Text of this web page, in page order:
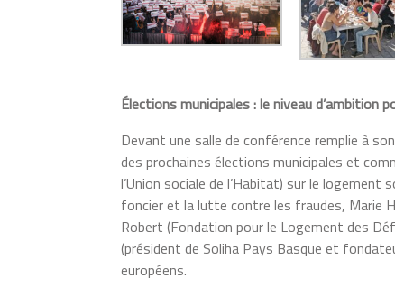
Élections municipales : le niveau d’ambition
Devant une salle de conférence remplie à
des prochaines élections municipales et
l’Union sociale de l’Habitat) sur le
foncier et la lutte contre les fraudes, Marie
Robert (Fondation pour le Logement des
(président de Soliha Pays Basque et
européens.